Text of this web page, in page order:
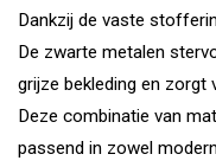
Dankzij de vaste
De zwarte metalen
grijze bekleding en zorgt
Deze combinatie van
passend in zowel